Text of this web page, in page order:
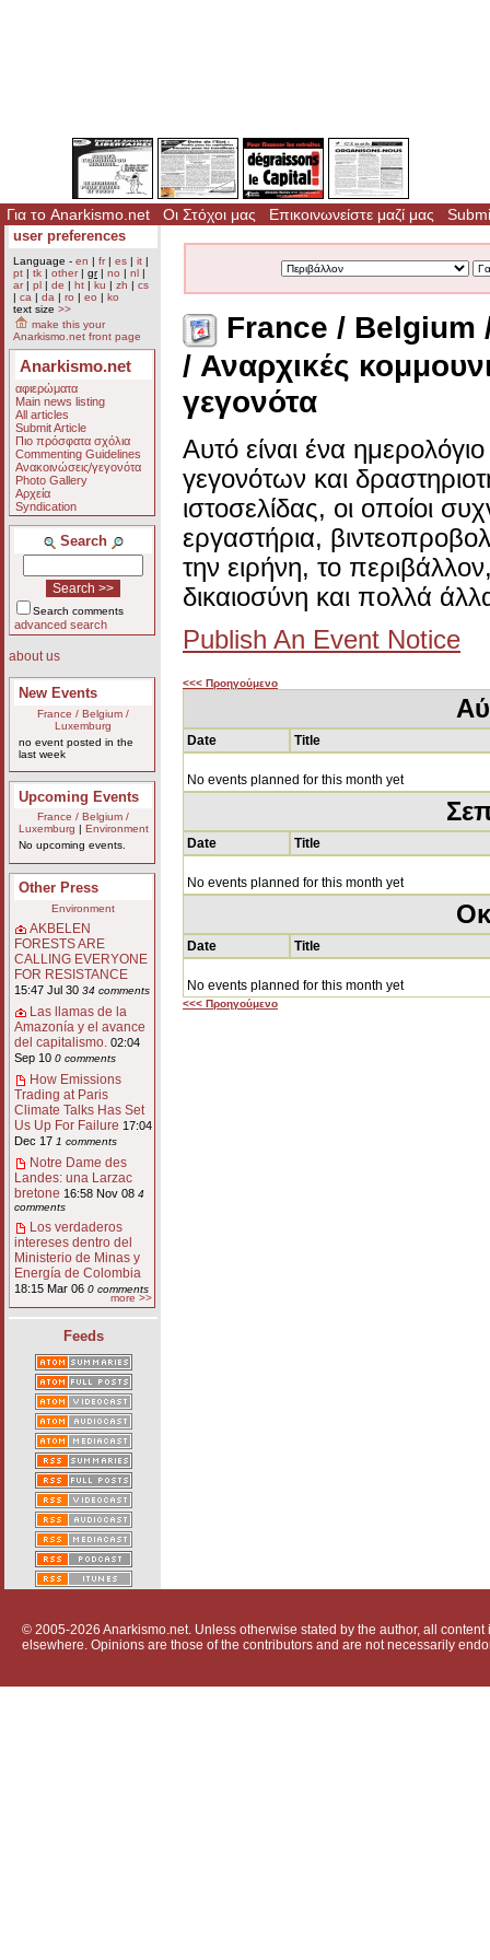
Για το Anarkismo.net Οι Στόχοι μας Επικοινωνείστε μαζί μας
user preferences
Language - en | fr| es | it |
pt | tk | other| gr| no | nl |
ar| pl | de | ht | ku | zh | cs
| ca | da | ro | eo | ko
text size >>
make this your
Anarkismo.net front page
Anarkismo.net
αφιερώματα
Main news listing
All articles
Submit Article
Πιο πρόσφατα σχόλια
Commenting Guidelines
Ανακοινώσεις/γεγονότα
Photo Gallery
Αρχεία
Syndication
Search
Search comments
advanced search
about us
New Events
France / Belgium /
Luxemburg
no event posted in the
last week
Upcoming Events
France / Belgium /
Luxemburg
Environment
No upcoming events.
Other Press
Environment
AKBELEN
FORESTS ARE
CALLING EVERYONE
FOR RESISTANCE
15:47 Jul 30 34 comments
Las llamas de la
Amazonía y el avance
del capitalismo. 02:04
Sep 10 0 comments
How Emissions
Trading at Paris
Climate Talks Has Set
Us Up For Failure 17:04
Dec 17 1 comments
Notre Dame des
Landes: una Larzac
bretone 16:58 Nov 08 4
comments
Los verdaderos
intereses dentro del
Ministerio de Minas y
Energía de Colombia
18:15 Mar 06 0 comments
more >>
Feeds
France / Belgium
/ Αναρχικές
γεγονότα
Αυτό είναι ένα
γεγονότων και
ιστοσελίδας, οι οποίοι
εργαστήρια,
την ειρήνη, το
δικαιοσύνη και πολλά
Publish An Event Notice
<<< Προηγούμενο
Date Title
No events planned for this month yet
Date Title
No events planned for this month yet
Date Title
No events planned for this month yet
<<< Προηγούμενο
© 2005-2026 Anarkismo.net. Unless otherwise stated by the author, all
elsewhere. Opinions are those of the contributors and are not necessarily